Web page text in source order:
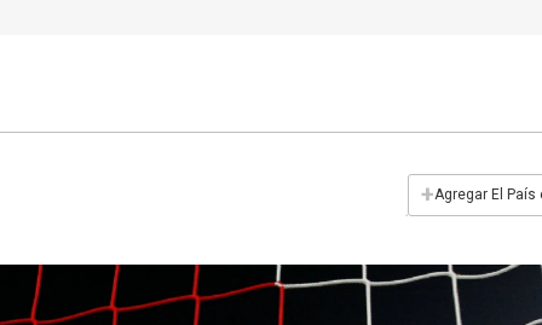
+Agregar El País